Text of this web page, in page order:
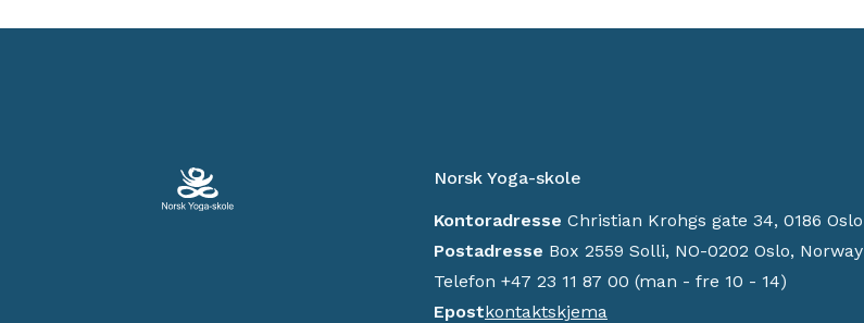
Norsk Yoga-skole
Kontoradresse Christian Krohgs gate 34, 0186 Oslo
Postadresse Box 2559 Solli, NO-0202 Oslo, Norway
Telefon +47 23 11 87 00 (man - fre 10 - 14)
Epostkontaktskjema